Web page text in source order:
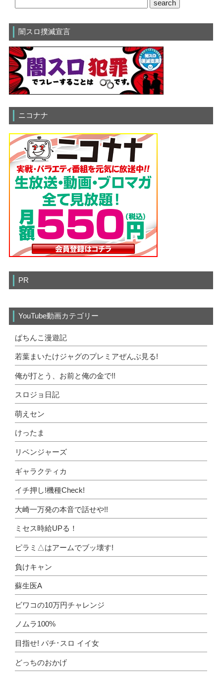
闇スロ撲滅宣言
ニコナナ
PR
YouTube動画カテゴリー
ぱちんこ漫遊記
若葉まいたけジャグのプレミアぜんぶ見る!
俺が打とう、お前と俺の金で!!
スロジョ日記
萌えセン
けったま
リベンジャーズ
ギャラクティカ
イチ押し!機種Check!
大崎一万発の本音で話せや!!
ミセス時給UPる！
ピラミ△はアームでブッ壊す!
負けキャン
蘇生医A
ビワコの10万円チャレンジ
ノムラ100%
目指せ! パチ･スロ イイ女
どっちのおかげ